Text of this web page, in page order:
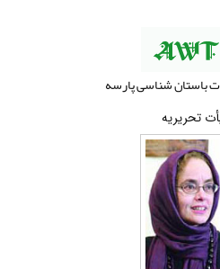
باستان شناسی پارسه
تحریریه